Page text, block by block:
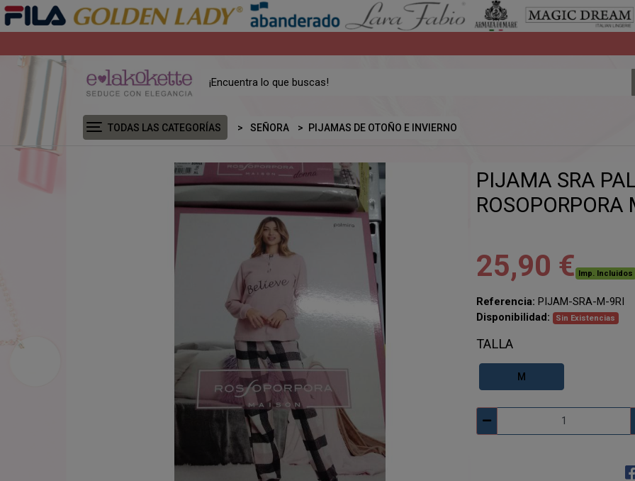
TODAS LAS CATEGORÍAS SEÑORA PIJAMAS DE OTOÑO E INVIERNO
PIJAMA SRA
ROSOPORPORA
25,90 € Imp. Incluidos
Referencia: PIJAM-SRA-M-9RI
Disponibilidad:
Sin Existencias
TALLA
M